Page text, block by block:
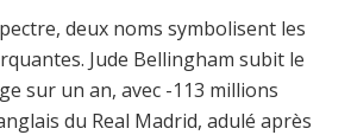
deux noms symbolisent les
Jude Bellingham subit le
sur un an, avec -113 millions
du Real Madrid, adulé après